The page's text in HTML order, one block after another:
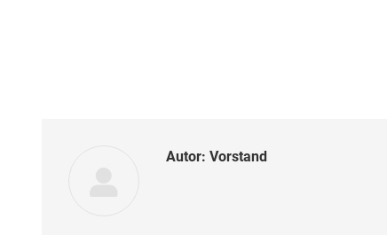
Autor: Vorstand